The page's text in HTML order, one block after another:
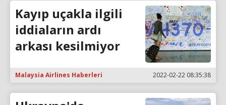
Kayıp uçakla ilgili
iddiaların ardı
arkası kesilmiyor
Malaysia Airlines Haberleri 2022-02-22 08:35:38